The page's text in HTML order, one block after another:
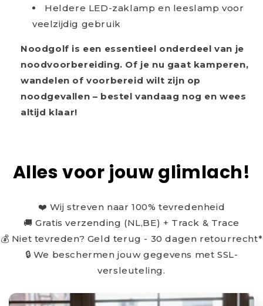
Heldere LED-zaklamp en leeslamp voor
veelzijdig gebruik
Noodgolf is een essentieel onderdeel van je
noodvoorbereiding. Of je nu gaat kamperen,
wandelen of voorbereid wilt zijn op
noodgevallen – bestel vandaag nog en wees
altijd klaar!
Alles voor jouw glimlach!
❤️ Wij streven naar 100% tevredenheid
🚚 Gratis verzending (NL,BE) + Track & Trace
💰 Niet tevreden? Geld terug - 30 dagen retourrecht*
🔒 We beschermen jouw gegevens met SSL-
versleuteling.